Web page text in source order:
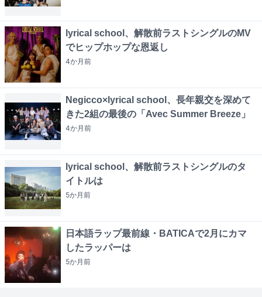
lyrical school、解散前ラストシングルのMV
でヒップホップな恩返し
4か月前
Negicco×lyrical school、長年親交を深めて
きた2組の最後の「Avec Summer Breeze」
4か月前
lyrical school、解散前ラストシングルのタ
イトルは
5か月前
日本語ラップ最前線・BATICAで2月にカマ
したラッパーは
5か月前